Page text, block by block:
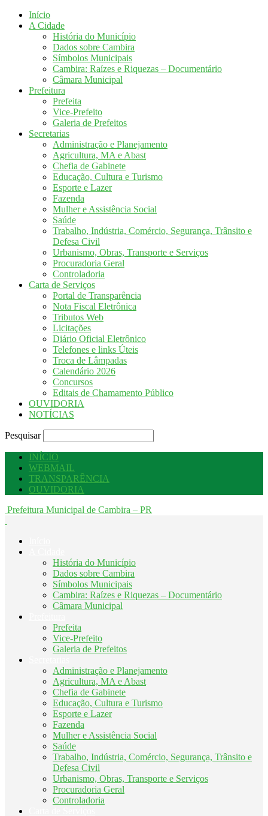
Início
A Cidade
História do Município
Dados sobre Cambira
Símbolos Municipais
Cambira: Raízes e Riquezas – Documentário
Câmara Municipal
Prefeitura
Prefeita
Vice-Prefeito
Galeria de Prefeitos
Secretarias
Administração e Planejamento
Agricultura, MA e Abast
Chefia de Gabinete
Educação, Cultura e Turismo
Esporte e Lazer
Fazenda
Mulher e Assistência Social
Saúde
Trabalho, Indústria, Comércio, Segurança, Trânsito e
Defesa Civil
Urbanismo, Obras, Transporte e Serviços
Procuradoria Geral
Controladoria
Carta de Serviços
Portal de Transparência
Nota Fiscal Eletrônica
Tributos Web
Licitações
Diário Oficial Eletrônico
Telefones e links Úteis
Troca de Lâmpadas
Calendário 2026
Concursos
Editais de Chamamento Público
OUVIDORIA
NOTÍCIAS
Pesquisar
INÍCIO
WEBMAIL
TRANSPARÊNCIA
OUVIDORIA
Prefeitura Municipal de Cambira – PR
História do Município
Dados sobre Cambira
Símbolos Municipais
Cambira: Raízes e Riquezas – Documentário
Câmara Municipal
Prefeita
Vice-Prefeito
Galeria de Prefeitos
Administração e Planejamento
Agricultura, MA e Abast
Chefia de Gabinete
Educação, Cultura e Turismo
Esporte e Lazer
Fazenda
Mulher e Assistência Social
Saúde
Trabalho, Indústria, Comércio, Segurança, Trânsito e
Defesa Civil
Urbanismo, Obras, Transporte e Serviços
Procuradoria Geral
Controladoria